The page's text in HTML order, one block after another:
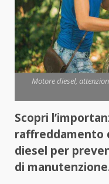
Motore diesel,
Scopri
raffreddamento
diesel per
di